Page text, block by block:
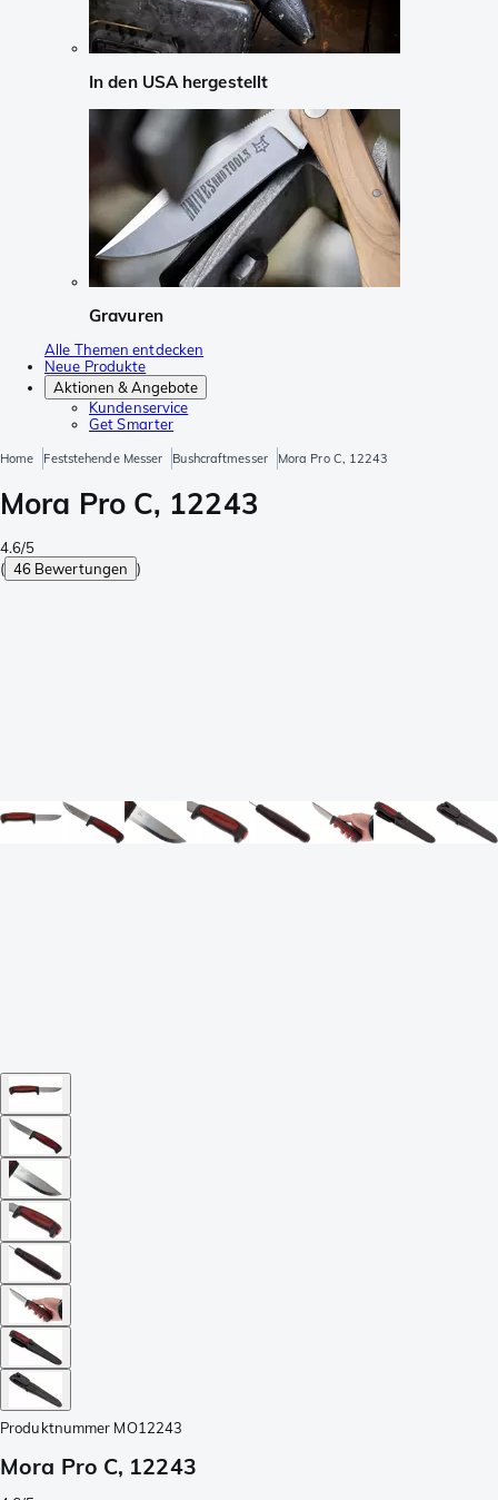
In den USA hergestellt
Gravuren
Alle Themen entdecken
Neue Produkte
Aktionen & Angebote
Kundenservice
Get Smarter
Home Feststehende Messer Bushcraftmesser Mora Pro C, 12243
Mora Pro C, 12243
4.6/5
( 46 Bewertungen )
Produktnummer MO12243
Mora Pro C, 12243